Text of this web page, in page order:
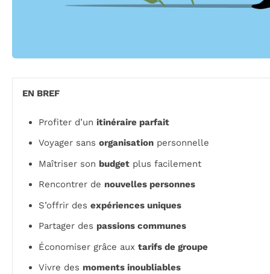
EN BREF
Profiter d’un itinéraire parfait
Voyager sans organisation personnelle
Maîtriser son budget plus facilement
Rencontrer de nouvelles personnes
S’offrir des expériences uniques
Partager des passions communes
Économiser grâce aux tarifs de groupe
Vivre des moments inoubliables